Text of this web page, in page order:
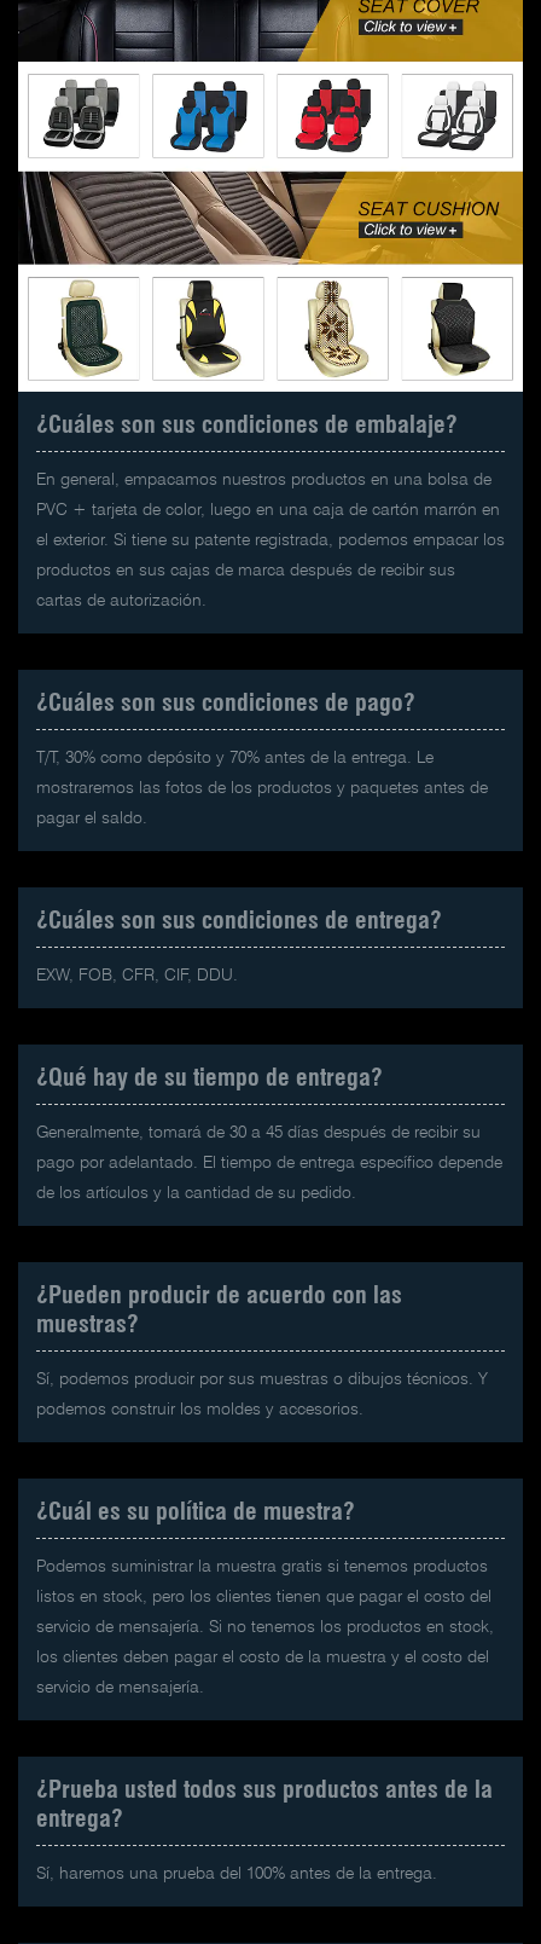
¿Cuáles son sus condiciones de embalaje?
En general, empacamos nuestros productos en una bolsa de
PVC + tarjeta de color, luego en una caja de cartón marrón en
el exterior. Si tiene su patente registrada, podemos empacar los
productos en sus cajas de marca después de recibir sus
cartas de autorización.
¿Cuáles son sus condiciones de pago?
T/T, 30% como depósito y 70% antes de la entrega. Le
mostraremos las fotos de los productos y paquetes antes de
pagar el saldo.
¿Cuáles son sus condiciones de entrega?
EXW, FOB, CFR, CIF, DDU.
¿Qué hay de su tiempo de entrega?
Generalmente, tomará de 30 a 45 días después de recibir su
pago por adelantado. El tiempo de entrega específico depende
de los artículos y la cantidad de su pedido.
¿Pueden producir de acuerdo con las
muestras?
Sí, podemos producir por sus muestras o dibujos técnicos. Y
podemos construir los moldes y accesorios.
¿Cuál es su política de muestra?
Podemos suministrar la muestra gratis si tenemos productos
listos en stock, pero los clientes tienen que pagar el costo del
servicio de mensajería. Si no tenemos los productos en stock,
los clientes deben pagar el costo de la muestra y el costo del
servicio de mensajería.
¿Prueba usted todos sus productos antes de la
entrega?
Sí, haremos una prueba del 100% antes de la entrega.